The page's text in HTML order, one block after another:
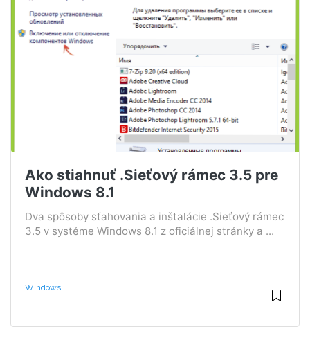
Ako stiahnuť .Sieťový rámec 3.5 pre
Windows 8.1
Dva spôsoby sťahovania a inštalácie .Sieťový rámec
3.5 v systéme Windows 8.1 z oficiálnej stránky a ...
Windows